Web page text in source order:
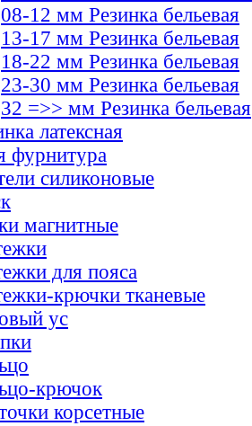
08-12 мм Резинка бельевая
13-17 мм Резинка бельевая
18-22 мм Резинка бельевая
23-30 мм Резинка бельевая
32 =>> мм Резинка бельевая
латексная
фурнитура
силиконовые
магнитные
для пояса
крючки тканевые
ус
крючок
корсетные